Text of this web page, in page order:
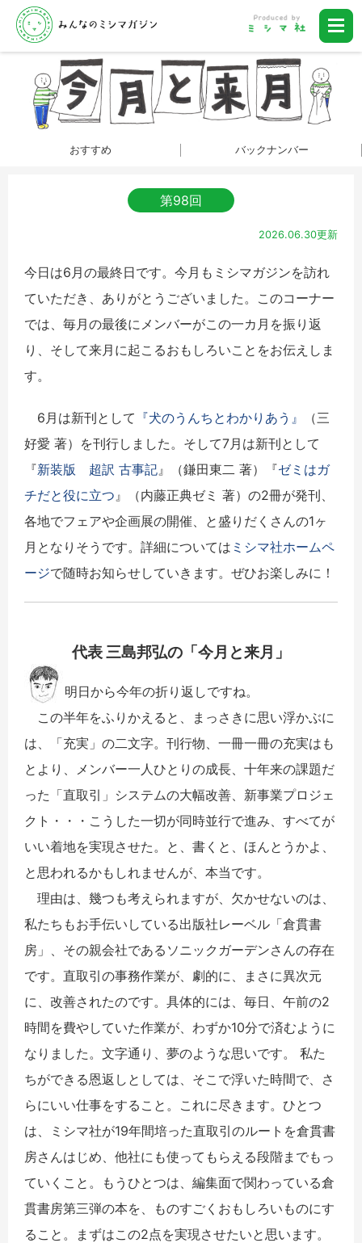
おすすめ バックナンバー
第98回
2026.06.30更新
今日は6月の最終日です。今月もミシマガジンを訪れ
ていただき、ありがとうございました。このコーナー
では、毎月の最後にメンバーがこの一カ月を振り返
り、そして来月に起こるおもしろいことをお伝えしま
す。
6月は新刊として 『犬のうんちとわかりあう』
（三
好愛 著）を刊行しました。そして7月は新刊として
『新装版 超訳 古事記 』（鎌田東二 著）『ゼミはガ
チだと役に立つ 』（内藤正典ゼミ 著）の2冊が発刊、
各地でフェアや企画展の開催、と盛りだくさんの1ヶ
月となりそうです。詳細については ミシマ社ホームペ
ージで随時お知らせしていきます。ぜひお楽しみに！
代表 三島邦弘の「今月と来月」
明日から今年の折り返しですね。
この半年をふりかえると、まっさきに思い浮かぶに
は、「充実」の二文字。刊行物、一冊一冊の充実はも
とより、メンバー一人ひとりの成長、十年来の課題だ
った「直取引」システムの大幅改善、新事業プロジェ
クト・・・こうした一切が同時並行で進み、すべてが
いい着地を実現させた。と、書くと、ほんとうかよ、
と思われるかもしれませんが、本当です。
理由は、幾つも考えられますが、欠かせないのは、
私たちもお手伝いしている出版社レーベル「倉貫書
房」、その親会社であるソニックガーデンさんの存在
です。直取引の事務作業が、劇的に、まさに異次元
に、改善されたのです。具体的には、毎日、午前の2
時間を費やしていた作業が、わずか10分で済むように
なりました。文字通り、夢のような思いです。 私た
ちができる恩返しとしては、そこで浮いた時間で、さ
らにいい仕事をすること。これに尽きます。ひとつ
は、ミシマ社が19年間培った直取引のルートを倉貫書
房さんはじめ、他社にも使ってもらえる段階までもっ
ていくこと。もうひとつは、編集面で関わっている倉
貫書房第三弾の本を、ものすごくおもしろいものにす
ること。まずはこの2点を実現させたいと思います。